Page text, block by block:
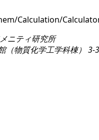
Calculation/
ニティ研究所
（物質化学工学科棟） 3-